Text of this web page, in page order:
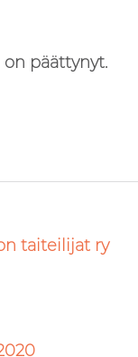
päättynyt.
taiteilijat ry